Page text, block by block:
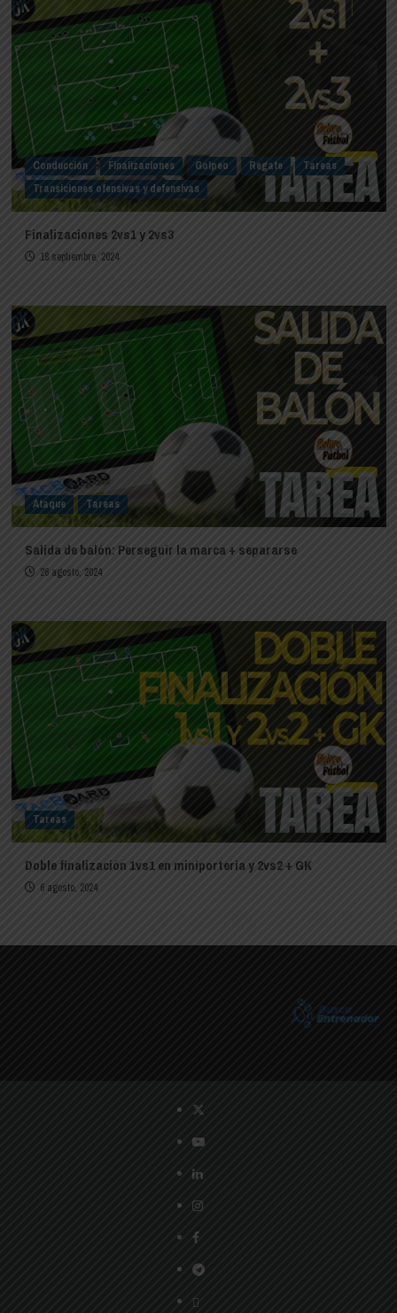
Conducción Finalizaciones Golpeo Regate
Tareas
Transiciones ofensivas y defensivas
Finalizaciones 2vs1 y 2vs3
18 septiembre, 2024
Ataque Tareas
Salida de balón: Perseguir la marca + separarse
26 agosto, 2024
Tareas
Doble finalización 1vs1 en miniporteria y 2vs2 + GK
6 agosto, 2024
Twitter
YouTube
LinkedIn
Instagram
Facebook
Telegram
PayPal